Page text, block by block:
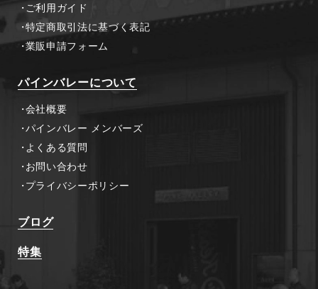
ご利用ガイド
特定商取引法に基づく表記
業販申請フォーム
パインバレーについて
会社概要
パインバレー メンバーズ
よくある質問
お問い合わせ
プライバシーポリシー
ブログ
特集